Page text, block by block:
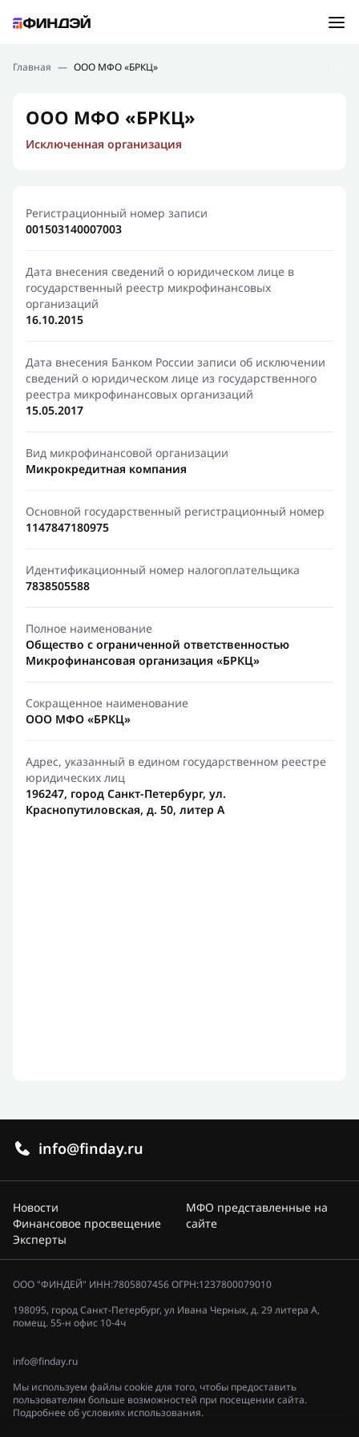
Подбор займа
Новости
Финансовое просвещение
Главная — ООО МФО «БРКЦ»
ООО МФО «БРКЦ»
Исключенная организация
Регистрационный номер записи
001503140007003
Дата внесения сведений о юридическом лице в
государственный реестр микрофинансовых
организаций
16.10.2015
Дата внесения Банком России записи об исключении
сведений о юридическом лице из государственного
реестра микрофинансовых организаций
15.05.2017
Вид микрофинансовой организации
Микрокредитная компания
Основной государственный регистрационный номер
1147847180975
Идентификационный номер налогоплательщика
7838505588
Полное наименование
Общество с ограниченной ответственностью
Микрофинансовая организация «БРКЦ»
Сокращенное наименование
ООО МФО «БРКЦ»
Адрес, указанный в едином государственном реестре
юридических лиц
196247, город Санкт-Петербург, ул.
Краснопутиловская, д. 50, литер А
info@finday.ru
Новости
Финансовое просвещение
Эксперты
МФО представленные на
сайте
ООО "ФИНДЕЙ" ИНН:7805807456 ОГРН:1237800079010
198095, город Санкт-Петербург, ул Ивана Черных, д. 29 литера А,
помещ. 55-н офис 10-4ч
info@finday.ru
Мы используем файлы cookie для того, чтобы предоставить
пользователям больше возможностей при посещении сайта.
Подробнее об условиях использования.
Ошибка:Контактная форма не найдена.
Спасибо, что написали нам
Мы свяжемся с Вами в ближайшее время и сообщим
результат
Отправить новый запрос